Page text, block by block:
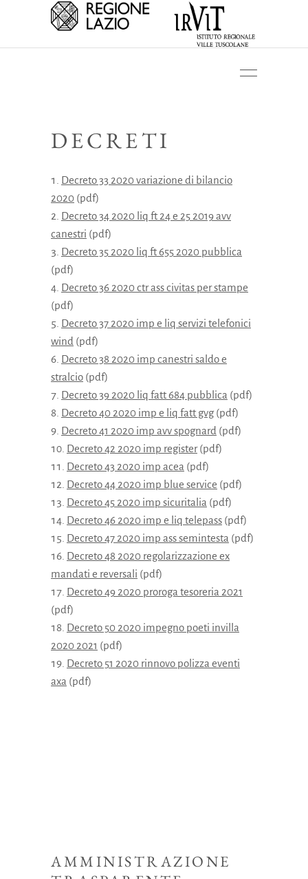
DECRETI
Decreto 33 2020 variazione di bilancio
2020 (pdf)
Decreto 34 2020 liq ft 24 e 25 2019 avv
canestri (pdf)
Decreto 35 2020 liq ft 655 2020 pubblica
(pdf)
Decreto 36 2020 ctr ass civitas per stampe
(pdf)
Decreto 37 2020 imp e liq servizi telefonici
wind (pdf)
Decreto 38 2020 imp canestri saldo e
stralcio (pdf)
Decreto 39 2020 liq fatt 684 pubblica (pdf)
Decreto 40 2020 imp e liq fatt gvg(pdf)
Decreto 41 2020 imp avv spognard (pdf)
Decreto 42 2020 imp register(pdf)
Decreto 43 2020 imp acea (pdf)
Decreto 44 2020 imp blue service (pdf)
Decreto 45 2020 imp sicuritalia (pdf)
Decreto 46 2020 imp e liq telepass (pdf)
Decreto 47 2020 imp ass semintesta (pdf)
Decreto 48 2020 regolarizzazione ex
mandati e reversali (pdf)
Decreto 49 2020 proroga tesoreria 2021
(pdf)
Decreto 50 2020 impegno poeti invilla
2020 2021 (pdf)
Decreto 51 2020 rinnovo polizza eventi
axa (pdf)
AMMINISTRAZIONE